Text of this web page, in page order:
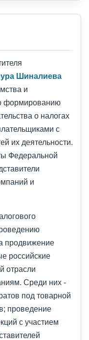
Шиналиева
и
формированию
о налогах
с
их деятельности.
Федеральной
и
продвижение
российские
отрасли
Среди них -
под товарной
проведение
с участием